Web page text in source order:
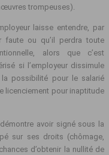
trompeuses).
laisse entendre, par
faute ou qu’il perdra toute
alors que c’est
si l’employeur dissimule
possibilité pour le salarié
licenciement pour inaptitude
avoir signé sous la
sur ses droits (chômage,
d’obtenir la nullité de